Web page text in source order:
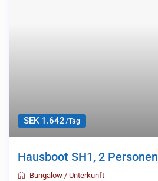
SEK 1.642/Tag
Hausboot SH1, 2 Personen
Bungalow /Unterkunft